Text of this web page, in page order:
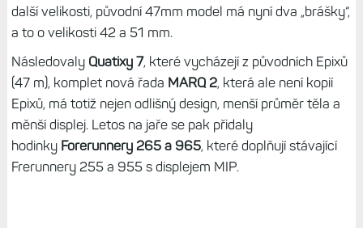
další velikosti, původní 47mm model má nyní dva „brášky“,
a to o velikosti 42 a 51 mm.
Následovaly Quatixy 7, které vycházejí z původních Epixů
(47 m), komplet nová řada MARQ 2, která ale není kopií
Epixů, má totiž nejen odlišný design, menší průměr těla a
měnší displej. Letos na jaře se pak přidaly
hodinky Forerunnery 265 a 965, které doplňují stávající
Frerunnery 255 a 955 s displejem MIP.